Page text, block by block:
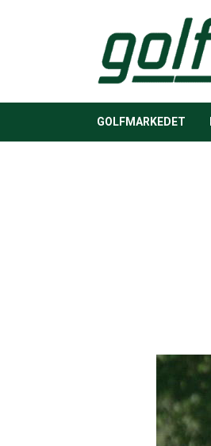
GOLFMARKEDET